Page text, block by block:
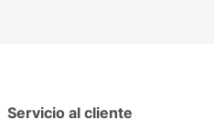
Servicio al cliente